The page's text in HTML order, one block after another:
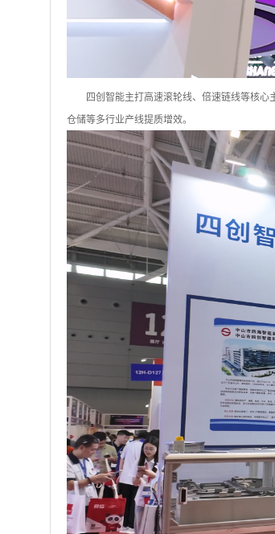
四创智能主打高速滚轮线、倍速链线等核心
仓储等多行业产线提质增效。